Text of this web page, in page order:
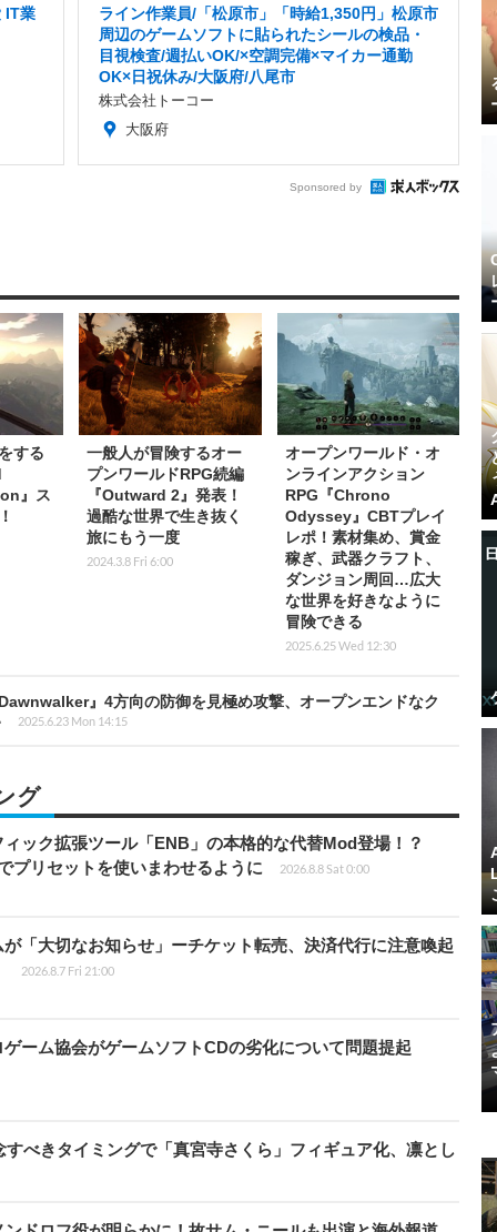
IT業
ライン作業員/「松原市」「時給1,350円」松原市
周辺のゲームソフトに貼られたシールの検品・
目視検査/週払いOK/×空調完備×マイカー通勤
OK×日祝休み/大阪府/八尾市
株式会社トーコー
大阪府
Sponsored by
する
』ス
一般人が冒険するオー
プンワールドRPG続編
『Outward 2』発表！
過酷な世界で生き抜く
旅にもう一度
2024.3.8 Fri 6:00
オープンワールド・オ
ンラインアクション
RPG『Chrono
Odyssey』CBTプレイ
レポ！素材集め、賞金
稼ぎ、武器クラフト、
ダンジョン周回…広大
な世界を好きなように
冒険できる
2025.6.25 Wed 12:30
』4方向の防御を見極め攻撃、オープンエンドなク
2025.6.23 Mon 14:15
グ
ック拡張ツール「ENB」の本格的な代替Mod登場！？
プリセットを使いまわせるように
2026.8.8 Sat 0:00
「大切なお知らせ」ーチケット転売、決済代行に注意喚起
2026.8.7 Fri 21:00
ーム協会がゲームソフトCDの劣化について問題提起
べきタイミングで「真宮寺さくら」フィギュア化、凛とし